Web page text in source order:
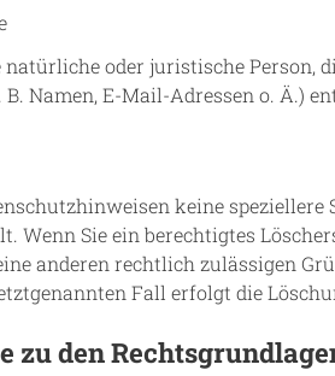
oder juristische Person,
Namen, E-Mail-Adressen o. Ä.)
keine speziellere
Wenn Sie ein berechtigtes
anderen rechtlich zulässigen
Fall erfolgt die
zu den